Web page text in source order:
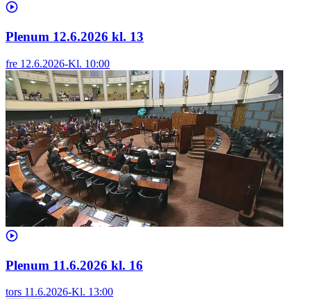
Plenum 12.6.2026 kl. 13
fre 12.6.2026-Kl. 10:00
Plenum 11.6.2026 kl. 16
tors 11.6.2026-Kl. 13:00